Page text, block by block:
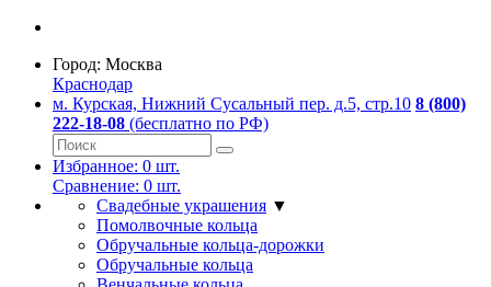
Город: Москва
Краснодар
м. Курская, Нижний Сусальный пер. д.5, стр.10 8 (800)
222-18-08 (бесплатно по РФ)
Избранное: 0 шт.
Сравнение: 0 шт.
Свадебные украшения ▼
Помолвочные кольца
Обручальные кольца-дорожки
Обручальные кольца